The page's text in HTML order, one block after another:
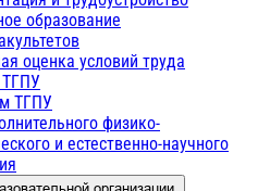
образование
оценка условий труда
ТГПУ
ТГПУ
физико-
и естественно-научного